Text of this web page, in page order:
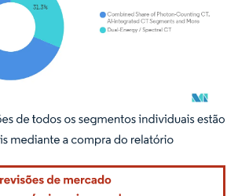
O reuso requer atribuição conforme CC BY 4.0.